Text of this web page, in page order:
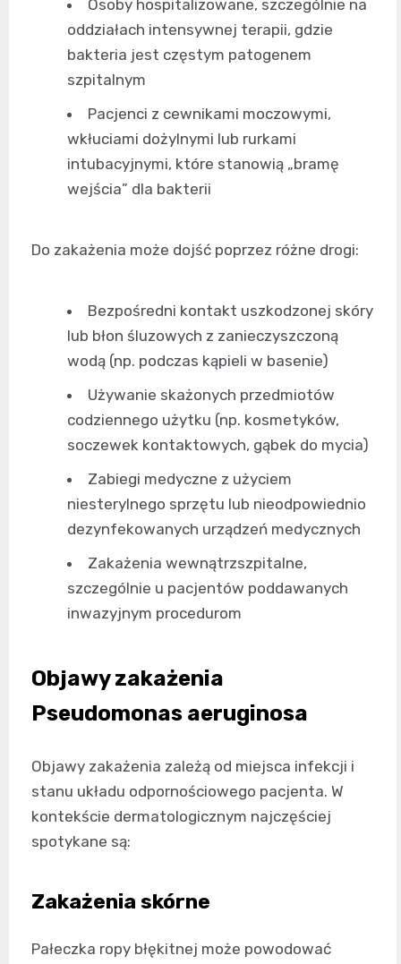
Osoby hospitalizowane, szczególnie na
oddziałach intensywnej terapii, gdzie
bakteria jest częstym patogenem
szpitalnym
Pacjenci z cewnikami moczowymi,
wkłuciami dożylnymi lub rurkami
intubacyjnymi, które stanowią „bramę
wejścia” dla bakterii
Do zakażenia może dojść poprzez różne drogi:
Bezpośredni kontakt uszkodzonej skóry
lub błon śluzowych z zanieczyszczoną
wodą (np. podczas kąpieli w basenie)
Używanie skażonych przedmiotów
codziennego użytku (np. kosmetyków,
soczewek kontaktowych, gąbek do mycia)
Zabiegi medyczne z użyciem
niesterylnego sprzętu lub nieodpowiednio
dezynfekowanych urządzeń medycznych
Zakażenia wewnątrzszpitalne,
szczególnie u pacjentów poddawanych
inwazyjnym procedurom
Objawy zakażenia
Pseudomonas aeruginosa
Objawy zakażenia zależą od miejsca infekcji i
stanu układu odpornościowego pacjenta. W
kontekście dermatologicznym najczęściej
spotykane są:
Zakażenia skórne
Pałeczka ropy błękitnej może powodować